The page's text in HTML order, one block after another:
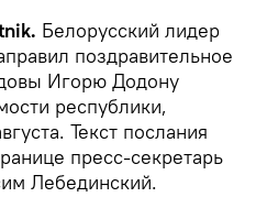
Белорусский лидер
поздравительное
Игорю Додону
республики,
Текст послания
пресс-секретарь
Лебединский.